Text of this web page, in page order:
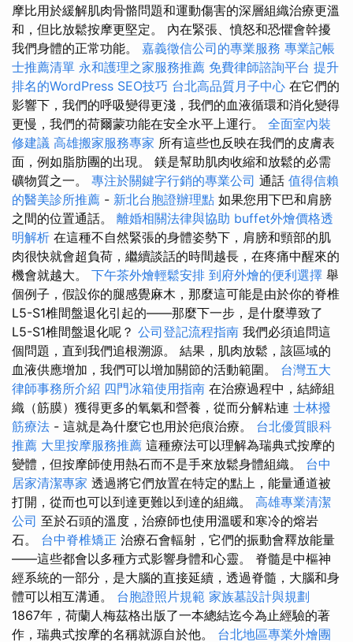
摩比用於緩解肌肉骨骼問題和運動傷害的深層組織治療更溫
和，但比放鬆按摩更堅定。 內在緊張、憤怒和恐懼會幹擾
我們身體的正常功能。 嘉義徵信公司的專業服務 專業記帳
士推薦清單 永和護理之家服務推薦 免費律師諮詢平台 提升
排名的WordPress SEO技巧 台北高品質月子中心 在它們的
影響下，我們的呼吸變得更淺，我們的血液循環和消化變得
更慢，我們的荷爾蒙功能在安全水平上運行。 全面室內裝
修建議 高雄搬家服務專家 所有這些也反映在我們的皮膚表
面，例如脂肪團的出現。 鎂是幫助肌肉收縮和放鬆的必需
礦物質之一。 專注於關鍵字行銷的專業公司 通話 值得信賴
的醫美診所推薦 - 新北台胞證辦理點 如果您用下巴和肩膀
之間的位置通話。 離婚相關法律與協助 buffet外燴價格透
明解析 在這種不自然緊張的身體姿勢下，肩膀和頸部的肌
肉很快就會超負荷，繼續談話的時間越長，在疼痛中醒來的
機會就越大。 下午茶外燴輕鬆安排 到府外燴的便利選擇 舉
個例子，假設你的腿感覺麻木，那麼這可能是由於你的脊椎
L5-S1椎間盤退化引起的——那麼下一步，是什麼導致了
L5-S1椎間盤退化呢？ 公司登記流程指南 我們必須追問這
個問題，直到我們追根溯源。 結果，肌肉放鬆，該區域的
血液供應增加，我們可以增加關節的活動範圍。 台灣五大
律師事務所介紹 四門冰箱使用指南 在治療過程中，結締組
織（筋膜）獲得更多的氧氣和營養，從而分解粘連 士林撥
筋療法 - 這就是為什麼它也用於疤痕治療。 台北優質眼科
推薦 大里按摩服務推薦 這種療法可以理解為瑞典式按摩的
變體，但按摩師使用熱石而不是手來放鬆身體組織。 台中
居家清潔專家 透過將它們放置在特定的點上，能量通道被
打開，從而也可以到達更難以到達的組織。 高雄專業清潔
公司 至於石頭的溫度，治療師也使用溫暖和寒冷的熔岩
石。 台中脊椎矯正 治療石會輻射，它們的振動會釋放能量
——這些都會以多種方式影響身體和心靈。 脊髓是中樞神
經系統的一部分，是大腦的直接延續，透過脊髓，大腦和身
體可以相互溝通。 台胞證照片規範 家族墓設計與規劃
1867年，荷蘭人梅茲格出版了一本總結迄今為止經驗的著
作，瑞典式按摩的名稱就源自於他。 台北地區專業外燴團